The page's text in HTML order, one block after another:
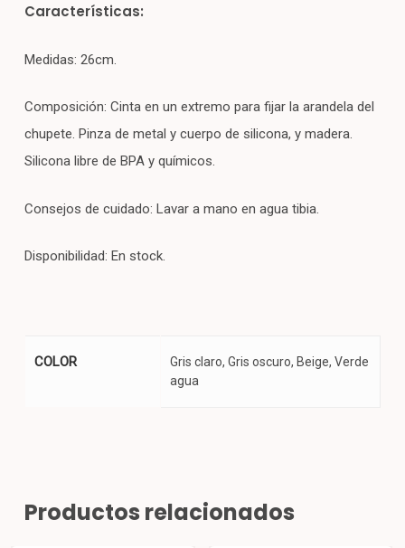
Características:
Medidas: 26cm.
Composición: Cinta en un extremo para fijar la arandela del
chupete. Pinza de metal y cuerpo de silicona, y madera.
Silicona libre de BPA y químicos.
Consejos de cuidado: Lavar a mano en agua tibia.
Disponibilidad: En stock.
COLOR
Gris claro, Gris oscuro, Beige, Verde
agua
Productos relacionados